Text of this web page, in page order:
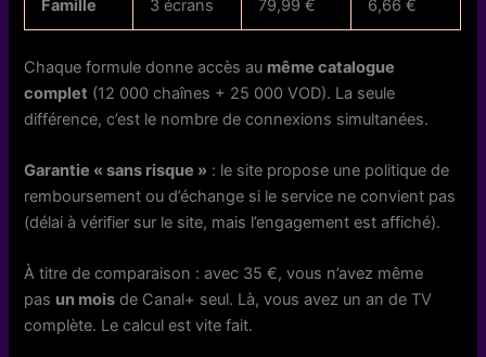
Famille 3 écrans 79,99 € 6,66 €
Chaque formule donne accès au même catalogue
complet (12 000 chaînes + 25 000 VOD). La seule
différence, c’est le nombre de connexions simultanées.
Garantie « sans risque » : le site propose une politique de
remboursement ou d’échange si le service ne convient pas
(délai à vérifier sur le site, mais l’engagement est affiché).
À titre de comparaison : avec 35 €, vous n’avez même
pas un mois de Canal+ seul. Là, vous avez un an de TV
complète. Le calcul est vite fait.